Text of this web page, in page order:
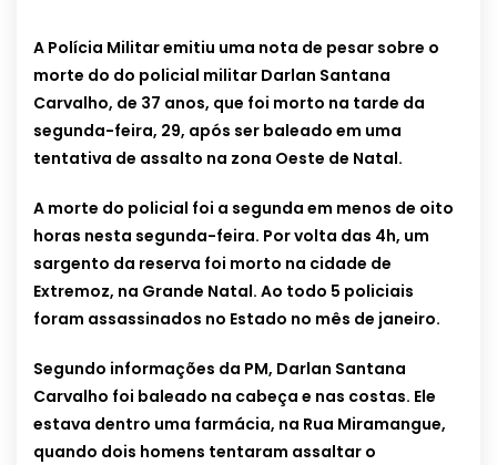
A Polícia Militar emitiu uma nota de pesar sobre o
morte do do policial militar Darlan Santana
Carvalho, de 37 anos, que foi morto na tarde da
segunda-feira, 29, após ser baleado em uma
tentativa de assalto na zona Oeste de Natal.
A morte do policial foi a segunda em menos de oito
horas nesta segunda-feira. Por volta das 4h, um
sargento da reserva foi morto na cidade de
Extremoz, na Grande Natal. Ao todo 5 policiais
foram assassinados no Estado no mês de janeiro.
Segundo informações da PM, Darlan Santana
Carvalho foi baleado na cabeça e nas costas. Ele
estava dentro uma farmácia, na Rua Miramangue,
quando dois homens tentaram assaltar o